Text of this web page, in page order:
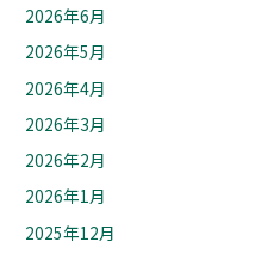
2026年6月
2026年5月
2026年4月
2026年3月
2026年2月
2026年1月
2025年12月